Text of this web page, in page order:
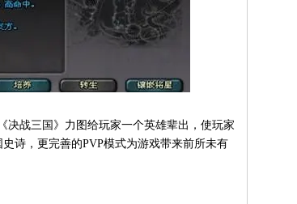
战三国》力图给玩家一个英雄辈出，使玩家
诗，更完善的PVP模式为游戏带来前所未有